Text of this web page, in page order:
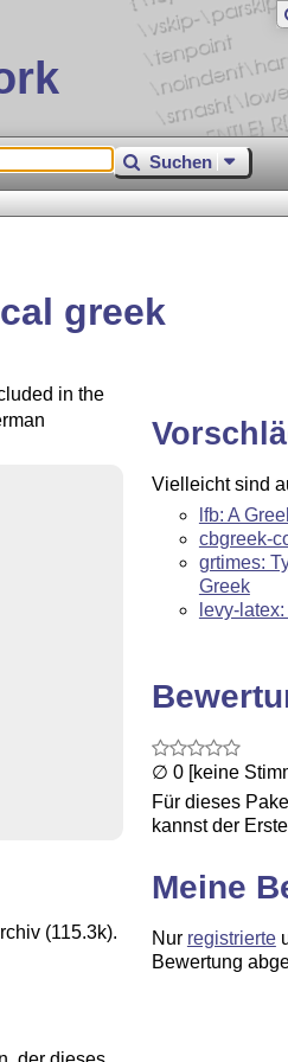
Suchen
greek
in the
(115.3k).
Vielleicht sind
lfb: A
cbgreek-
grtimes:
Greek
levy-
∅ 0 [keine
Für dieses
kannst der
Meine
Nur registrierte
Bewertung